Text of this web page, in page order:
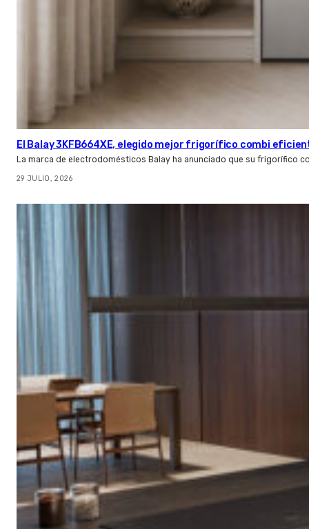
El Balay 3KFB664XE, elegido mejor frigorífico combi
La marca de electrodomésticos Balay ha anunciado que su frigorífico
29 JULIO, 2026